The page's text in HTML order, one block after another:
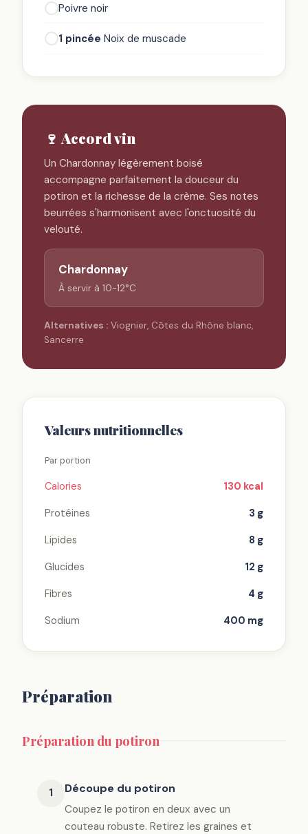
Poivre noir
1 pincée Noix de muscade
🍷 Accord vin
Un Chardonnay légèrement boisé
accompagne parfaitement la douceur du
potiron et la richesse de la crème. Ses notes
beurrées s'harmonisent avec l'onctuosité du
velouté.
Chardonnay
À servir à 10-12°C
Alternatives : Viognier, Côtes du Rhône blanc,
Sancerre
Valeurs nutritionnelles
Par portion
Calories 130 kcal
Protéines 3 g
Lipides 8 g
Glucides 12 g
Fibres 4 g
Sodium 400 mg
Préparation
Préparation du potiron
1 Découpe du potiron
Coupez le potiron en deux avec un
couteau robuste. Retirez les graines et